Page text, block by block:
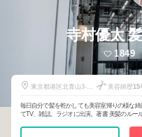
寺村優太
1849
東京都港区北青山3-4-
美容師歴15
毎日自分で髪を乾かしても美容室帰りの様な
てTV、雑誌、ラジオに出演。著書 美髪のルー